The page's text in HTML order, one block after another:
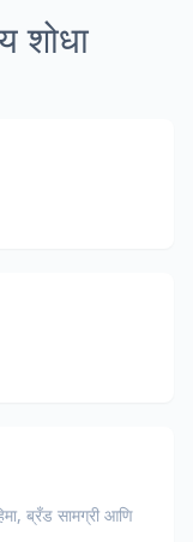
शोधा
ब्रँड सामग्री आणि